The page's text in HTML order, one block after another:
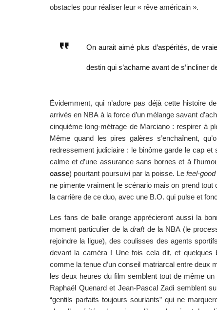
obstacles pour réaliser leur « rêve américain ».
On aurait aimé plus d’aspérités, de
destin qui s’acharne avant de s’incliner
Évidemment, qui n’adore pas déjà cette histoire
arrivés en NBA à la force d’un mélange savant
cinquième long-métrage de Marciano : respirer à
Même quand les pires galères s’enchaînent,
redressement judiciaire : le binôme garde le cap et
calme et d’une assurance sans bornes et à
casse) pourtant poursuivi par la poisse. Le feel-
ne pimente vraiment le scénario mais on prend
la carrière de ce duo, avec une B.O. qui pulse et
Les fans de balle orange apprécieront aussi la
moment particulier de la draft de la NBA (le
rejoindre la ligue), des coulisses des agents
devant la caméra ! Une fois cela dit, et
comme la tenue d’un conseil matriarcal entre deux
les deux heures du film semblent tout de même
Raphaël Quenard et Jean-Pascal Zadi semblent
“gentils parfaits toujours souriants” qui ne